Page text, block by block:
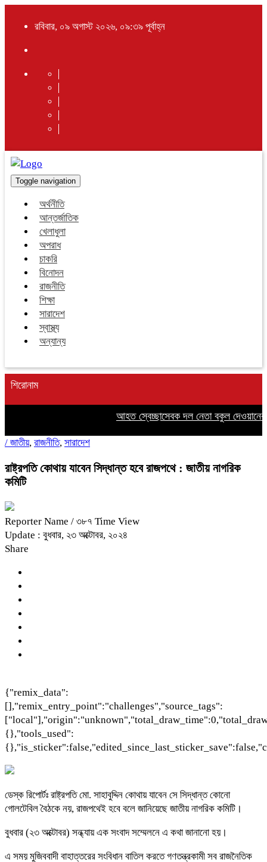
রবিবার, ০৯ অগাস্ট ২০২৬, ০৯:৩৯ পূর্বাহ্ন
Toggle navigation
অর্থনীতি
আন্তর্জাতিক
খেলাধুলা
অপরাধ
চাকরি
বিনোদন
রাজনীতি
শিক্ষা
সারাদেশ
স্বাস্থ্য
অন্যান্য
শিরোনাম
আহত স্বেচ্ছাসেবক দল নেতা বকুল দেওয়ানের
/ জাতীয়, রাজনীতি, সারাদেশ
রাষ্ট্রপতি কোথায় যাবেন সিদ্ধান্ত হবে রাজপথে : জাতীয় নাগরিক
কমিটি
Reporter Name / ৩৮৭ Time View
Update : বুধবার, ২৩ অক্টোবর, ২০২৪
Share
{"remix_data":
[],"remix_entry_point":"challenges","source_tags":
{},"tools_used":
ডেস্ক রিপোর্টঃ রাষ্ট্রপতি মো. সাহাবুদ্দিন কোথায় যাবেন সে সিদ্ধান্ত কোনো
গোলটেবিল বৈঠকে নয়, রাজপথেই হবে বলে জানিয়েছে জাতীয় নাগরিক কমিটি।
বুধবার (২৩ অক্টোবর) সন্ধ্যায় এক সংবাদ সম্মেলনে এ কথা জানানো হয়।
এ সময় মুজিববাদী বাহাত্তরের সংবিধান বাতিল করতে গণতন্ত্রকামী সব রাজনৈতিক